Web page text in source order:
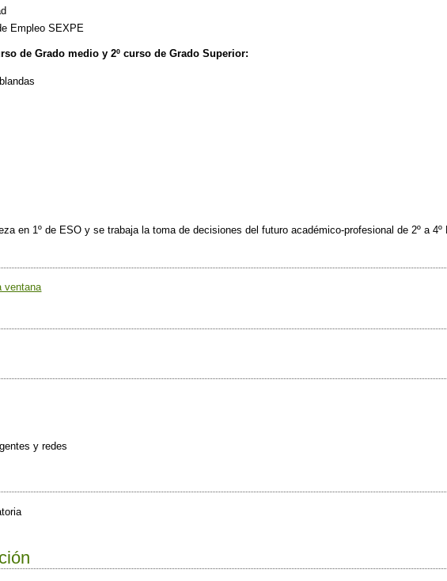
Empleo SEXPE
de Grado medio y 2º curso de Grado Superior:
en 1º de ESO y se trabaja la toma de decisiones del futuro académico-profesional de 2º a 4º
y redes